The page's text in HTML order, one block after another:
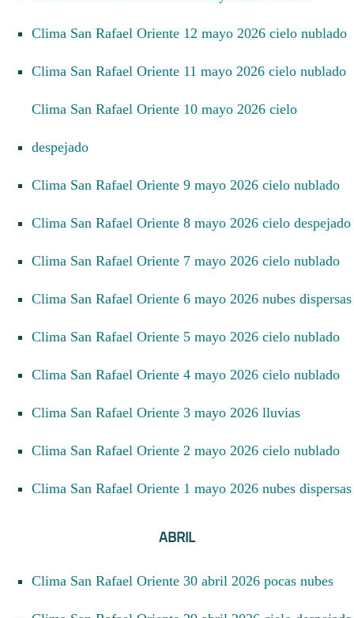
Clima San Rafael Oriente 12 mayo 2026 cielo nublado
Clima San Rafael Oriente 11 mayo 2026 cielo nublado
Clima San Rafael Oriente 10 mayo 2026 cielo
despejado
Clima San Rafael Oriente 9 mayo 2026 cielo nublado
Clima San Rafael Oriente 8 mayo 2026 cielo despejado
Clima San Rafael Oriente 7 mayo 2026 cielo nublado
Clima San Rafael Oriente 6 mayo 2026 nubes dispersas
Clima San Rafael Oriente 5 mayo 2026 cielo nublado
Clima San Rafael Oriente 4 mayo 2026 cielo nublado
Clima San Rafael Oriente 3 mayo 2026 lluvias
Clima San Rafael Oriente 2 mayo 2026 cielo nublado
Clima San Rafael Oriente 1 mayo 2026 nubes dispersas
ABRIL
Clima San Rafael Oriente 30 abril 2026 pocas nubes